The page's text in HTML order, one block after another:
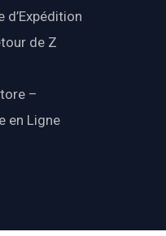
d’Expédition
de Z
–
en Ligne